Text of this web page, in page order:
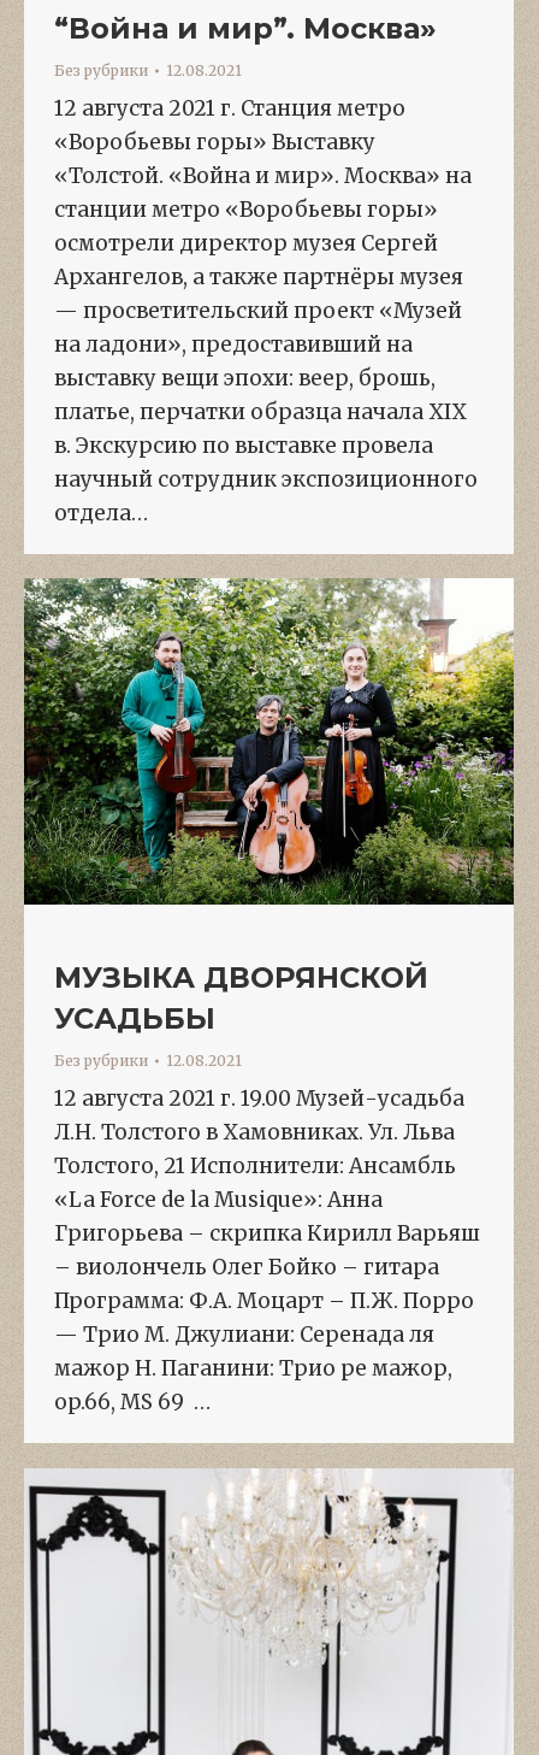
“Война и мир”. Москва»
Без рубрики 12.08.2021
12 августа 2021 г. Станция метро
«Воробьевы горы» Выставку
«Толстой. «Война и мир». Москва» на
станции метро «Воробьевы горы»
осмотрели директор музея Сергей
Архангелов, а также партнёры музея
— просветительский проект «Музей
на ладони», предоставивший на
выставку вещи эпохи: веер, брошь,
платье, перчатки образца начала XIX
в. Экскурсию по выставке провела
научный сотрудник экспозиционного
отдела…
МУЗЫКА ДВОРЯНСКОЙ
УСАДЬБЫ
Без рубрики 12.08.2021
12 августа 2021 г. 19.00 Музей-усадьба
Л.Н. Толстого в Хамовниках. Ул. Льва
Толстого, 21 Исполнители: Ансамбль
«La Force de la Musique»: Анна
Григорьева – скрипка Кирилл Варьяш
– виолончель Олег Бойко – гитара
Программа: Ф.А. Моцарт – П.Ж. Порро
— Трио М. Джулиани: Серенада ля
мажор Н. Паганини: Трио ре мажор,
op.66, MS 69 …